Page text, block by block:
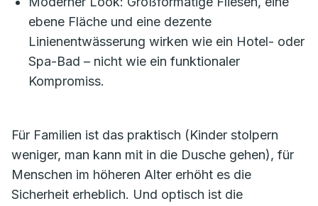
ebene Fläche und eine dezente
Linienentwässerung wirken wie ein Hotel- oder
Spa-Bad – nicht wie ein funktionaler
Kompromiss.
Für Familien ist das praktisch (Kinder stolpern
weniger, man kann mit in die Dusche gehen), für
Menschen im höheren Alter erhöht es die
Sicherheit erheblich. Und optisch ist die